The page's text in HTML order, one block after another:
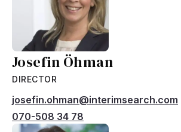
Josefin Öhman
DIRECTOR
josefin.ohman@interimsearch.com
070-508 34 78